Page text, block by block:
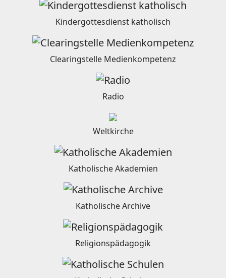
Kindergottesdienst katholisch
Clearingstelle Medienkompetenz
Radio
Weltkirche
Katholische Akademien
Katholische Archive
Religionspädagogik